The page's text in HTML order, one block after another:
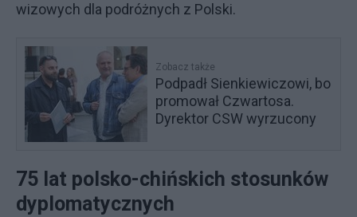
wizowych dla podróżnych z Polski.
Zobacz także
Podpadł Sienkiewiczowi, bo
promował Czwartosa.
Dyrektor CSW wyrzucony
75 lat polsko-chińskich stosunków
dyplomatycznych